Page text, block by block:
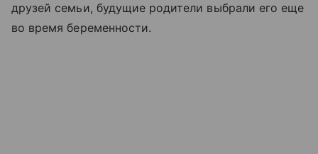
друзей семьи, будущие родители выбрали его еще
во время беременности.